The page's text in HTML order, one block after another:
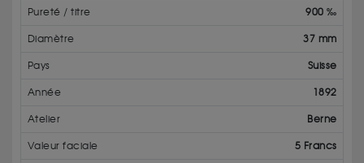
Pureté / titre 900 ‰
Diamètre 37 mm
Pays Suisse
Année 1892
Atelier Berne
Valeur faciale 5 Francs